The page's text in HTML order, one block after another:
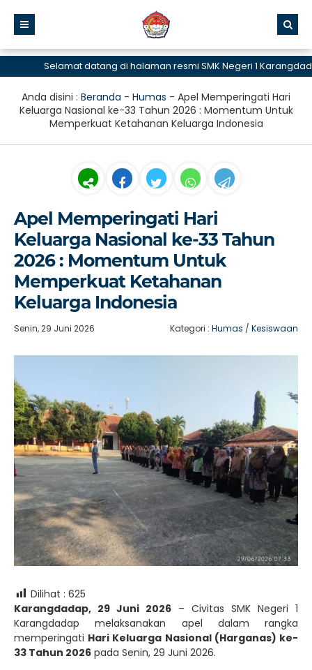
Selamat datang di halaman resmi SMK Negeri 1 Karangdadap
Anda disini : Beranda - Humas - Apel Memperingati Hari
Keluarga Nasional ke-33 Tahun 2026 : Momentum Untuk
Memperkuat Ketahanan Keluarga Indonesia
Apel Memperingati Hari
Keluarga Nasional ke-33 Tahun
2026 : Momentum Untuk
Memperkuat Ketahanan
Keluarga Indonesia
Senin, 29 Juni 2026 Kategori : Humas / Kesiswaan
Dilihat : 625
Karangdadap, 29 Juni 2026 – Civitas SMK Negeri 1
Karangdadap melaksanakan apel dalam rangka
memperingati Hari Keluarga Nasional (Harganas) ke-
33 Tahun 2026 pada Senin, 29 Juni 2026.